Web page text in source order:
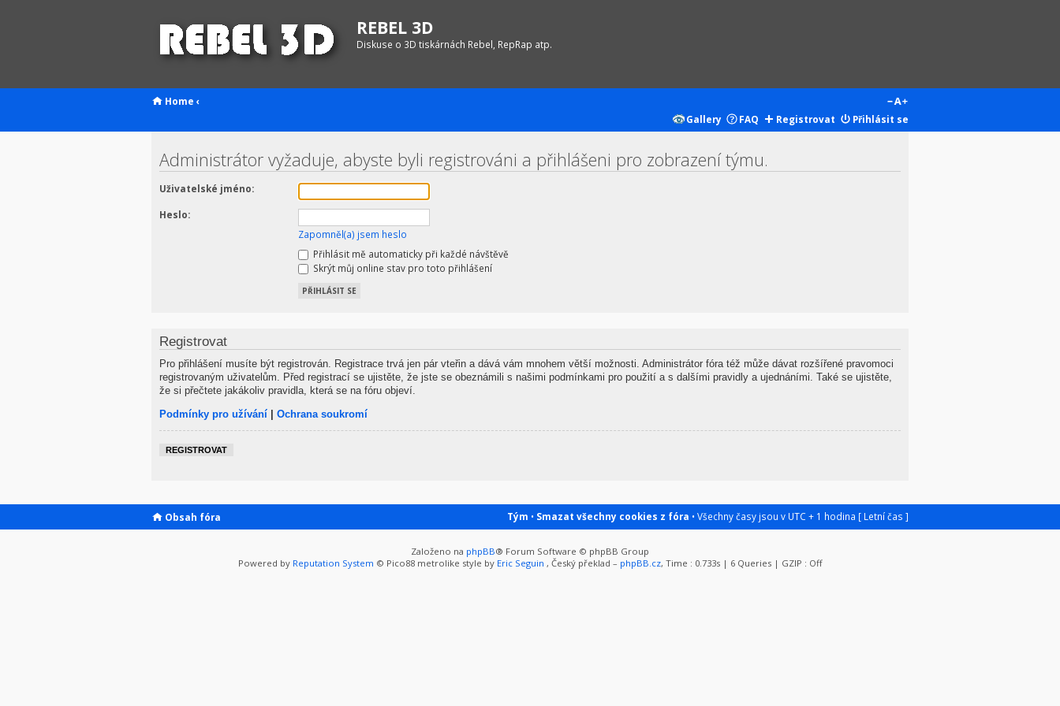
REBEL 3D
Diskuse o 3D tiskárnách Rebel, RepRap atp.
Home ‹
Gallery
FAQ Registrovat Přihlásit se
Administrátor vyžaduje, abyste byli registrováni a přihlášeni pro zobrazení týmu.
Uživatelské jméno:
Heslo:
Zapomněl(a) jsem heslo
Přihlásit mě automaticky při každé návštěvě
Skrýt můj online stav pro toto přihlášení
Registrovat
Pro přihlášení musíte být registrován. Registrace trvá jen pár vteřin a dává vám mnohem větší možnosti. Administrátor fóra též může dávat rozšířené pravomoci
registrovaným uživatelům. Před registrací se ujistěte, že jste se obeznámili s našimi podmínkami pro použití a s dalšími pravidly a ujednáními. Také se ujistěte,
že si přečtete jakákoliv pravidla, která se na fóru objeví.
Podmínky pro užívání | Ochrana soukromí
REGISTROVAT
Obsah fóra Tým • Smazat všechny cookies z fóra • Všechny časy jsou v UTC + 1 hodina [ Letní čas ]
Založeno na phpBB® Forum Software © phpBB Group
Powered by Reputation System © Pico88 metrolike style by Eric Seguin , Český překlad – phpBB.cz, Time : 0.733s | 6 Queries | GZIP : Off